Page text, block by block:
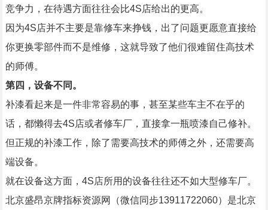
竞争力，在待遇方面往往会比4S店给出的更高。
因为4S店并不主要是靠修车来挣钱，出了问题更愿意直接给
你更换零部件而不是维修，这就导致了他们很难留住高技术
的师傅。
第四，设备不同。
补漆看起来是一件非常容易的事，甚至某些车主不在乎的
话，都懒得去4S店或者修车厂，直接拿一瓶喷漆自己修补。
但正规的补漆工作，除了需要高技术的师傅之外，还需要高
端设备。
就在设备这方面，4S店所用的设备往往还不如大型修车厂。
北京盛昂京牌指标资源网（微信同步13911722060）是北京